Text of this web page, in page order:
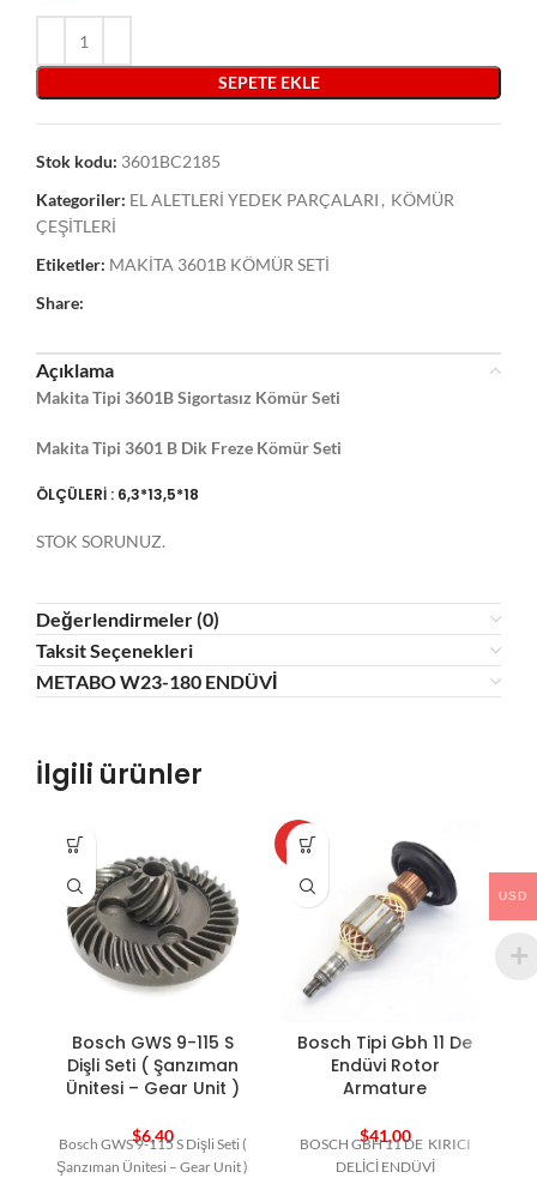
SEPETE EKLE
Stok kodu: 3601BC2185
Kategoriler: EL ALETLERİ YEDEK PARÇALARI , KÖMÜR
ÇEŞİTLERİ
Etiketler: MAKİTA 3601B KÖMÜR SETİ
Share:
Açıklama
Makita Tipi 3601B Sigortasız Kömür Seti
Makita Tipi 3601 B Dik Freze Kömür Seti
ÖLÇÜLERİ : 6,3*13,5*18
STOK SORUNUZ.
Değerlendirmeler (0)
Taksit Seçenekleri
METABO W23-180 ENDÜVİ
İlgili ürünler
Bosch GWS 9-115 S
Dişli Seti ( Şanzıman
Ünitesi – Gear Unit )
$6,40
Bosch GWS 9-115 S Dişli Seti (
Şanzıman Ünitesi – Gear Unit )
HOT
Bosch Tipi Gbh 11 De
Endüvi Rotor
Armature
$41,00
BOSCH GBH 11 DE KIRICI
DELİCİ ENDÜVİ
USD